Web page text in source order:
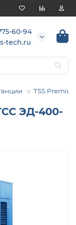
60-94
tech.ru
TSS
ЭД-400-